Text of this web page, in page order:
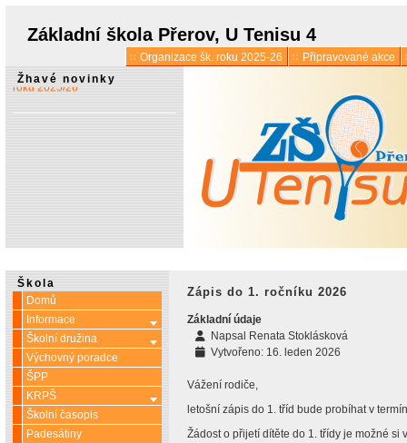
Základní škola Přerov, U Tenisu 4
Organizace šk. roku 2025-26
Připravované akce
Žhavé novinky
Vyšlo 6. číslo časopisu
Tennis Street Times školního
roku 2025/26
Škola
Domů
Informace
Více o: Informace
Školní družina Více o: Školní družina
Výchovný poradce
ŠPP
KRPŠ
Více o: KRPŠ
Školní časopis
Padesátiny
Zápis do 1. ročníku 2026
Základní údaje
Napsal Renata Stoklásková
Vytvořeno: 16. leden 2026
Vážení rodiče,
letošní zápis do 1. tříd bude probíhat v
Žádost o přijetí dítěte do 1. třídy je možné